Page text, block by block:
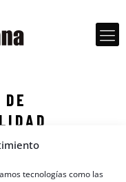
tecnologías como las